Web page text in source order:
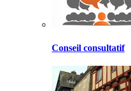
Conseil consultatif